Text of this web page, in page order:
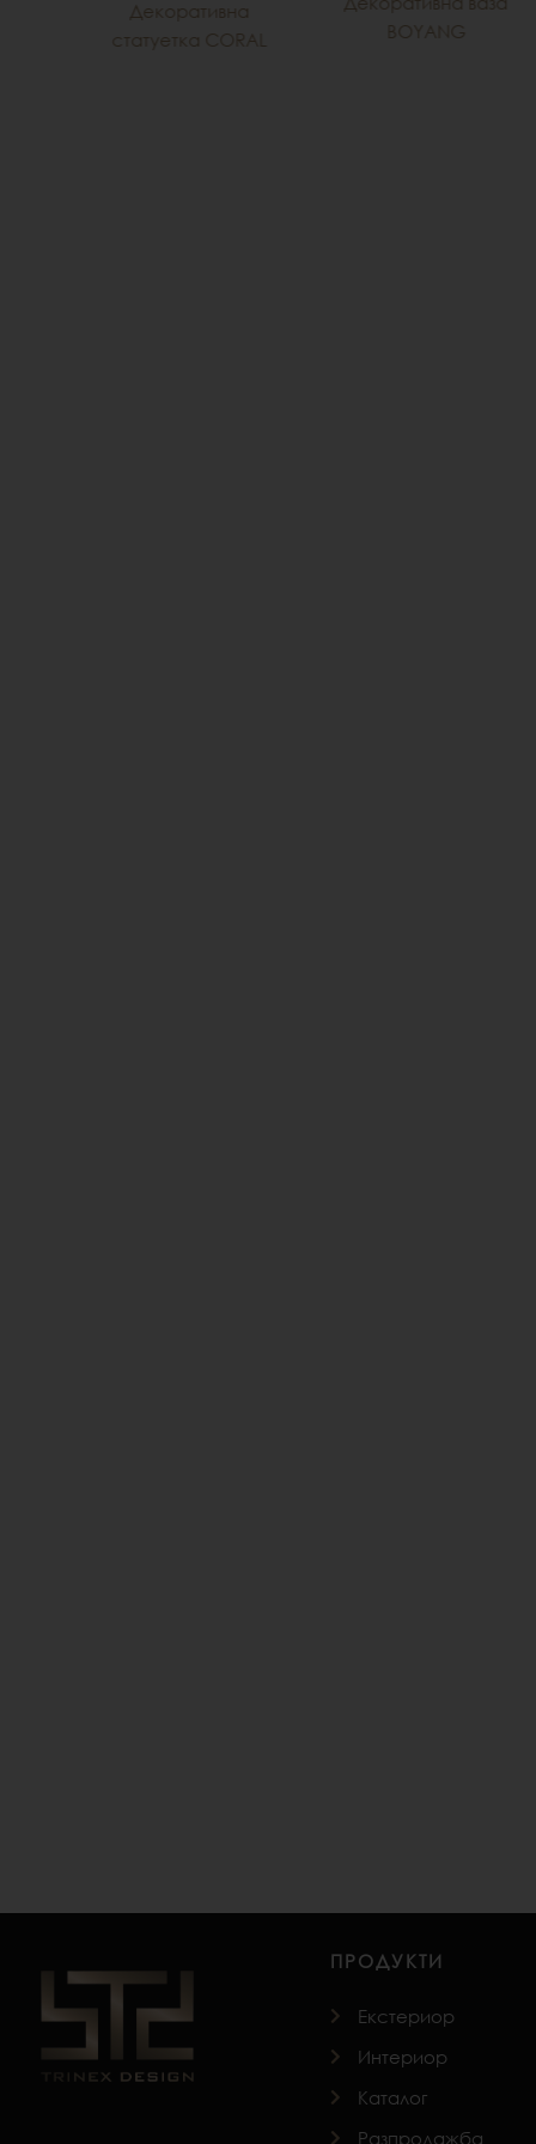
Декоративна
статуетка CORAL
BOYANG
ПРОДУКТИ
Екстериор
Интериор
Каталог
Разпродажба